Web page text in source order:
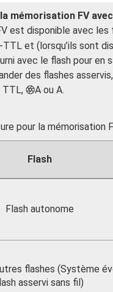
mémorisation FV
est disponible avec les
et (lorsqu’ils sont
avec le flash pour
des flashes
TTL, qA ou A.
pour la mémorisation
Flash
Flash autonome
flashes (Système
asservi sans fil)